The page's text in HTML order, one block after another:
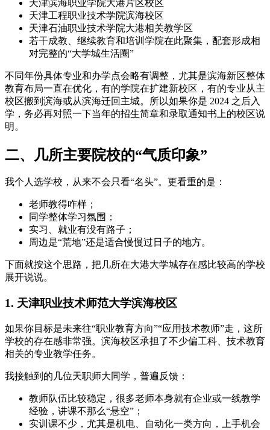
天津滨海职业学院大港片区校区
天津工程职业技术学院滨海校区
天津石油职业技术学院大港相关教学区
若干成教、继续教育和培训学院在此聚集，配套形成相
对完整的“大学城生活圈”
不同年份具体专业和办学点会略有调整，尤其是滨海新区整体
教育布局一直在优化，有的学院在扩建新校区，有的专业从主
校区搬到滨海或从滨海迁回主城。所以如果你是 2024 之后入
学，务必再对照一下当年的招生简章和录取通知书上的校区说
明。
二、几所主要院校的“气质印象”
我个人选学校，从来不会只看“名头”。更看重的是：
老师教得咋样；
同学整体学习氛围；
实习、就业有没有路子；
周边是“荒地”还是适合慢慢过日子的地方。
下面就按这个思路，把几所在大港大学城存在感比较高的学校
展开说说。
1. 天津职业技术师范大学滨海校区
如果你目标是未来往“职业教育方向”“应用技术教师”走，这所
学校的存在感非常强。滨海校区承担了不少偏工科、技术教育
相关的专业教学任务。
我接触到的几位天职师大同学，普遍反馈：
教师队伍比较稳定，很多老师本身就有企业或一线教学
经验，讲课不那么“悬空”；
实训课不少，尤其是机电、自动化一类方向，上手机会